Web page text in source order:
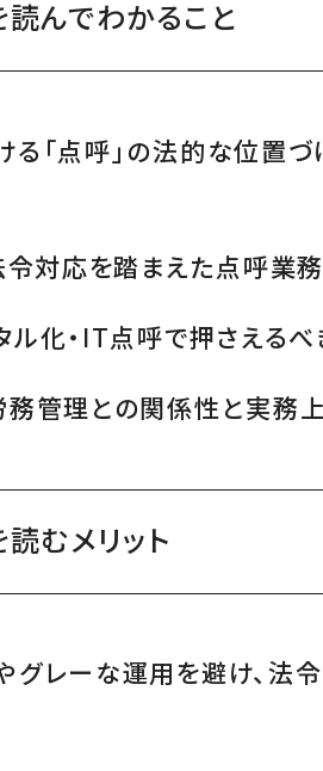
んでわかること
る「点呼」の法的な位置
対応を踏まえた点呼業
ル化・IT点呼で押さえる
務管理との関係性と実務
むメリット
グレーな運用を避け、法